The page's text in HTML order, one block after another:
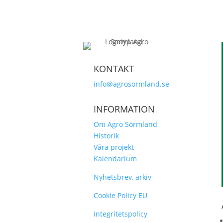
KONTAKT
info@agrosormland.se
INFORMATION
Om Agro Sörmland
Historik
Våra projekt
Kalendarium
Nyhetsbrev, arkiv
Cookie Policy EU
Integritetspolicy